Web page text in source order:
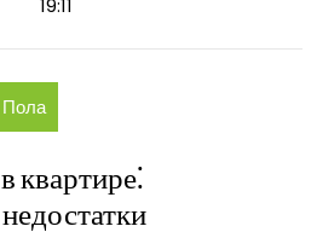
квартире
19:11
квартире⁚